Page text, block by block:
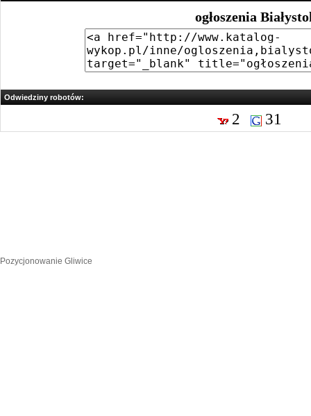
ogłoszenia
Odwiedziny robotów:
2 31
Pozycjonowanie Gliwice